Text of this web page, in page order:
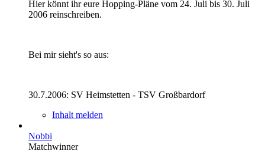
Hier könnt ihr eure Hopping-Pläne vom 24. Juli bis 30. Juli
2006 reinschreiben.
Bei mir sieht's so aus:
30.7.2006: SV Heimstetten - TSV Großbardorf
Inhalt melden
Nobbi
Matchwinner